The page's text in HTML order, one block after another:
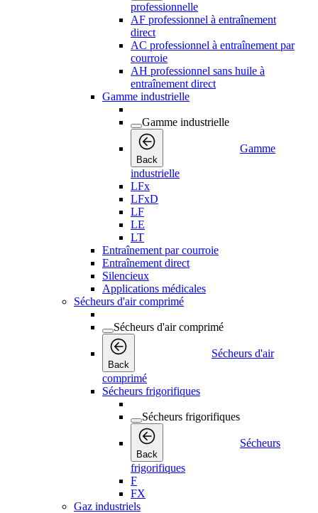
professionnelle
AF professionnel à entraînement
direct
AC professionnel à entraînement par
courroie
AH professionnel sans huile à
entraînement direct
Gamme industrielle
Gamme industrielle
Back
Gamme
industrielle
LFx
LFxD
LF
LE
LT
Entraînement par courroie
Entraînement direct
Silencieux
Applications médicales
Sécheurs d'air comprimé
Sécheurs d'air comprimé
Back
Sécheurs d'air
comprimé
Sécheurs frigorifiques
Sécheurs frigorifiques
Back
Sécheurs
frigorifiques
F
FX
Gaz industriels